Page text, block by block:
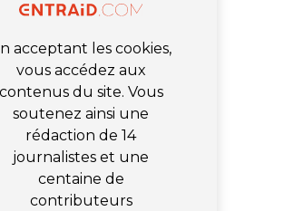
acceptant les cookies,
vous accédez aux
contenus du site. Vous
soutenez ainsi une
rédaction de 14
journalistes et une
centaine de
contributeurs